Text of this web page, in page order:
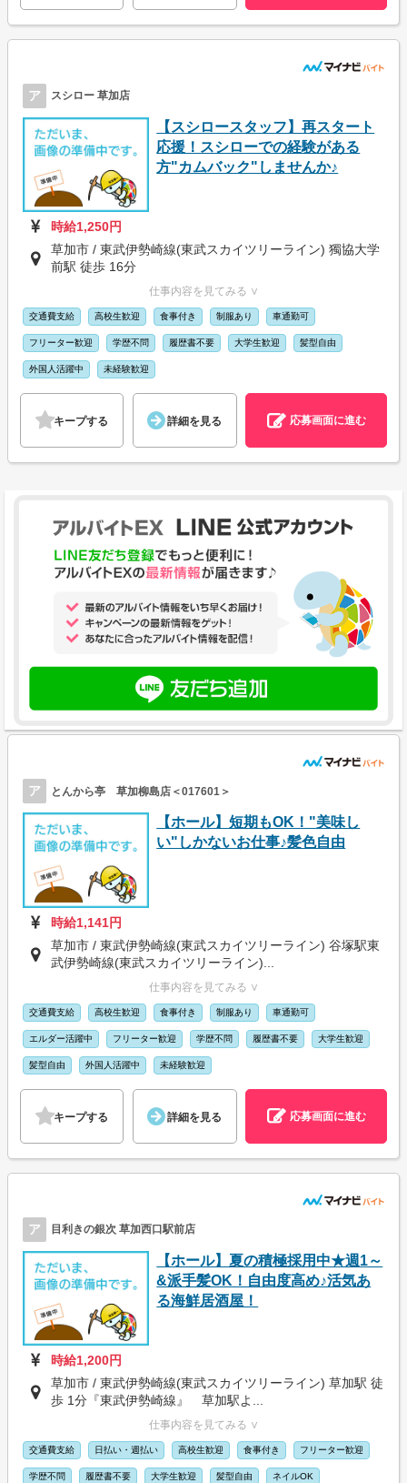
ア スシロー 草加店
【スシロースタッフ】再スタート
応援！スシローでの経験がある
方"カムバック"しませんか♪
時給1,250円
草加市 / 東武伊勢崎線(東武スカイツリーライン) 獨協大学
前駅 徒歩 16分
仕事内容を見てみる ∨
交通費支給 高校生歓迎 食事付き 制服あり 車通勤可
フリーター歓迎 学歴不問 履歴書不要 大学生歓迎 髪型自由
外国人活躍中 未経験歓迎
キープする 詳細を見る 応募画面に進む
ア とんから亭 草加柳島店＜017601＞
【ホール】短期もOK！"美味し
い"しかないお仕事♪髪色自由
時給1,141円
草加市 / 東武伊勢崎線(東武スカイツリーライン) 谷塚駅東
武伊勢崎線(東武スカイツリーライン)...
仕事内容を見てみる ∨
交通費支給 高校生歓迎 食事付き 制服あり 車通勤可
エルダー活躍中 フリーター歓迎 学歴不問 履歴書不要 大学生歓迎
髪型自由 外国人活躍中 未経験歓迎
キープする 詳細を見る 応募画面に進む
ア 目利きの銀次 草加西口駅前店
【ホール】夏の積極採用中★週1～
&派手髪OK！自由度高め♪活気あ
る海鮮居酒屋！
時給1,200円
草加市 / 東武伊勢崎線(東武スカイツリーライン) 草加駅 徒
歩 1分『東武伊勢崎線』 草加駅よ...
仕事内容を見てみる ∨
交通費支給 日払い・週払い 高校生歓迎 食事付き フリーター歓迎
学歴不問 履歴書不要 大学生歓迎 髪型自由 ネイルOK